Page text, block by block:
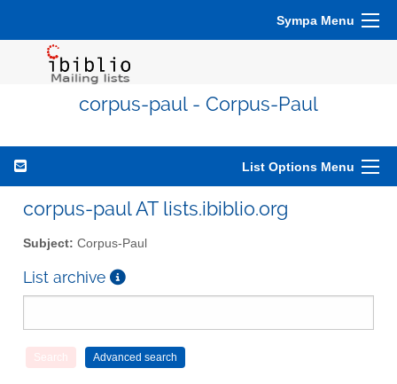
Sympa Menu
corpus-paul - Corpus-Paul
List Options Menu
corpus-paul AT lists.ibiblio.org
Subject: Corpus-Paul
List archive